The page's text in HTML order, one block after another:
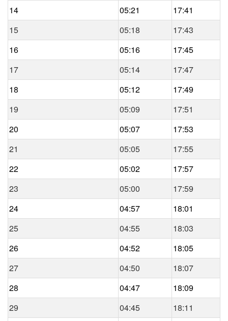
14
05:21
17:41
15
05:18
17:43
16
05:16
17:45
17
05:14
17:47
18
05:12
17:49
19
05:09
17:51
20
05:07
17:53
21
05:05
17:55
22
05:02
17:57
23
05:00
17:59
24
04:57
18:01
25
04:55
18:03
26
04:52
18:05
27
04:50
18:07
28
04:47
18:09
29
04:45
18:11